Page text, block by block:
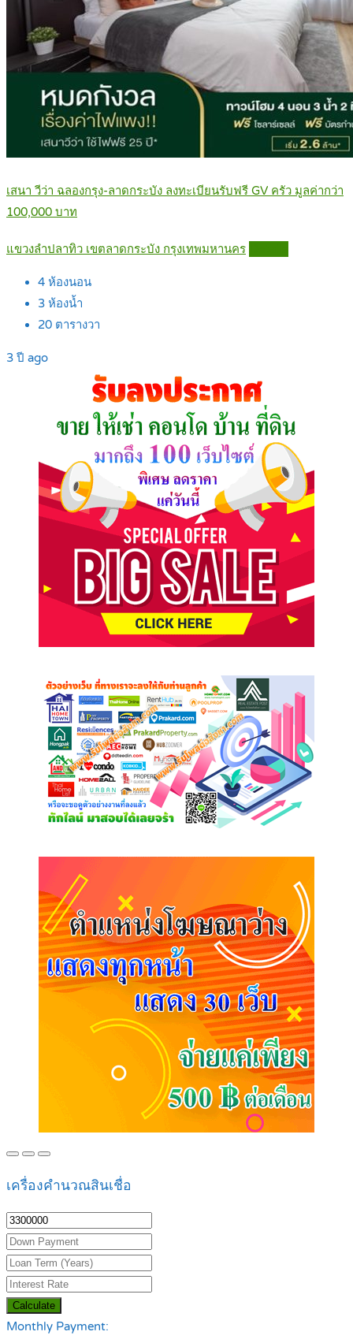
เสนา วีว่า ฉลองกรุง-ลาดกระบัง ลงทะเบียนรับฟรี GV ครัว มูลค่ากว่า
100,000 บาท
แขวงลำปลาทิว เขตลาดกระบัง กรุงเทพมหานคร
4 ห้องนอน
3 ห้องน้ำ
20 ตารางวา
3 ปี ago
เครื่องคำนวณสินเชื่อ
Calculate
Monthly Payment: